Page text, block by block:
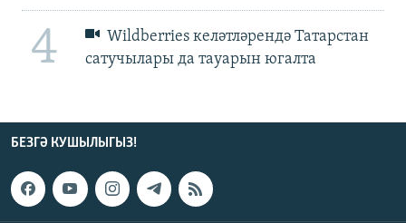
4
Wildberries келәтләрендә Татарстан
сатучылары да тауарын югалта
БЕЗГӘ КУШЫЛЫГЫЗ!